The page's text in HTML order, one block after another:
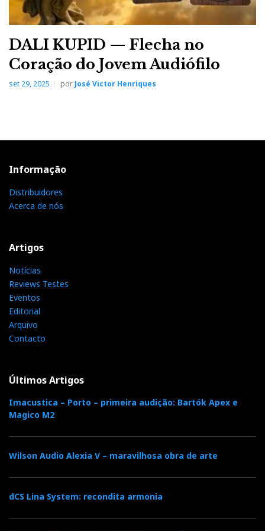
DALI KUPID — Flecha no
Coração do Jovem Audiófilo
set 29, 2025 por José Victor Henriques
Informação
Distribuidores
Acerca de nós
Artigos
Notícias
Reviews Testes
Eventos
Editorial
Arquivo
Contacto
Últimos Artigos
Imacustica – Porto – primeira audição: Bartók Apex e
Magico M2
Wilson Audio Alexia V – maravilhosa obra de arte
dCS Lina System: recondita armonia